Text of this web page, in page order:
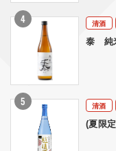
清酒
泰 純
清酒
(夏限